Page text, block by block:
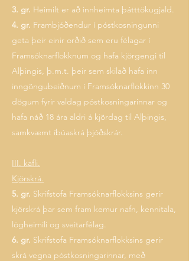
3. gr. Heimilt er að innheimta þátttökugjald.
4. gr. Frambjóðendur í póstkosningunni
geta þeir einir orðið sem eru félagar í
Framsóknarflokknum og hafa kjörgengi til
Alþingis, þ.m.t. þeir sem skilað hafa inn
inngöngubeiðnum í Framsóknarflokkinn 30
dögum fyrir valdag póstkosningarinnar og
hafa náð 18 ára aldri á kjördag til Alþingis,
samkvæmt íbúaskrá þjóðskrár.
III. kafli.
Kjörskrá.
5. gr. Skrifstofa Framsóknarflokksins gerir
kjörskrá þar sem fram kemur nafn, kennitala,
lögheimili og sveitarfélag.
6. gr. Skrifstofa Framsóknarflokksins gerir
skrá vegna póstkosningarinnar, með